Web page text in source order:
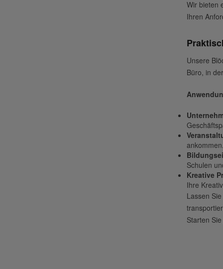
Wir bieten
Ihren
Unsere
Büro, in
ankommen.
Schulen
Kreative
Ihre
Lassen
Starten